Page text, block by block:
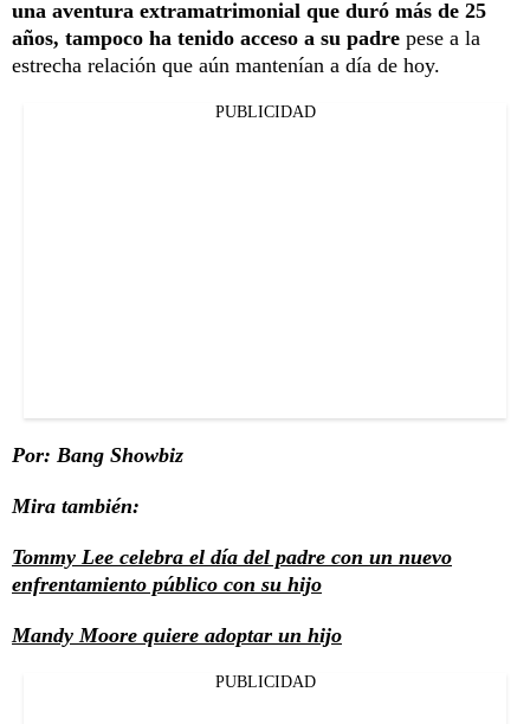
una aventura extramatrimonial que duró más de 25
años, tampoco ha tenido acceso a su padre pese a la
estrecha relación que aún mantenían a día de hoy.
PUBLICIDAD
Por: Bang Showbiz
Mira también:
Tommy Lee celebra el día del padre con un nuevo
enfrentamiento público con su hijo
Mandy Moore quiere adoptar un hijo
PUBLICIDAD